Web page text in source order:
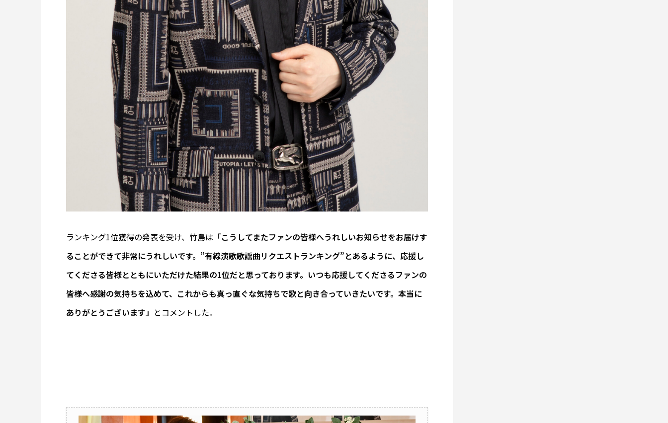
ランキング1位獲得の発表を受け、竹島は 「こうしてまたファンの皆様へうれしいお知らせをお届けす
ることができて非常にうれしいです。”有線演歌歌謡曲リクエストランキング”とあるように、応援し
てくださる皆様とともにいただけた結果の1位だと思っております。いつも応援してくださるファンの
皆様へ感謝の気持ちを込めて、これからも真っ直ぐな気持ちで歌と向き合っていきたいです。本当に
ありがとうございます」 とコメントした。